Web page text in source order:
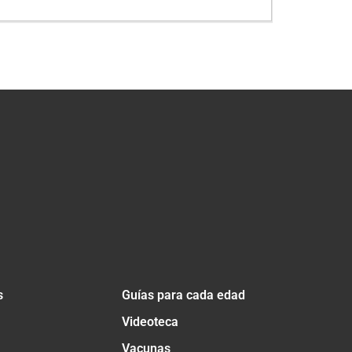
Guías para cada edad
Videoteca
Vacunas